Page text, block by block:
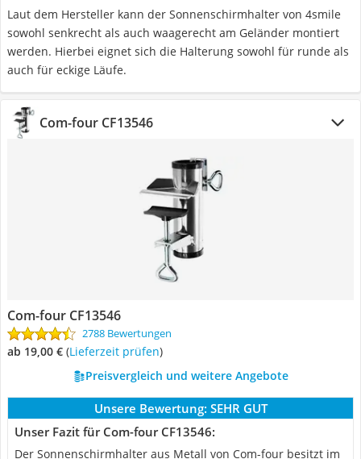
Laut dem Hersteller kann der Sonnenschirmhalter von 4smile
sowohl senkrecht als auch waagerecht am Geländer montiert
werden. Hierbei eignet sich die Halterung sowohl für runde als
auch für eckige Läufe.
Com-four CF13546
Com-four CF13546
2788 Bewertungen
ab 19,00 € (Lieferzeit prüfen)
Preisvergleich und weitere Angebote
Unsere Bewertung: SEHR GUT
Unser Fazit für Com-four CF13546:
Der Sonnenschirmhalter aus Metall von Com-four besitzt im